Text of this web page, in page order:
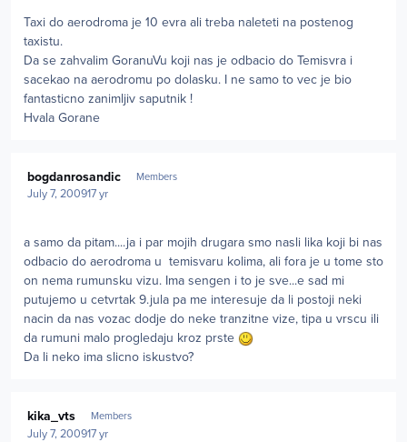
Taxi do aerodroma je 10 evra ali treba naleteti na postenog
taxistu.
Da se zahvalim GoranuVu koji nas je odbacio do Temisvra i
sacekao na aerodromu po dolasku. I ne samo to vec je bio
fantasticno zanimljiv saputnik !
Hvala Gorane
bogdanrosandic Members
July 7, 200917 yr
a samo da pitam....ja i par mojih drugara smo nasli lika koji bi nas
odbacio do aerodroma u temisvaru kolima, ali fora je u tome sto
on nema rumunsku vizu. Ima sengen i to je sve...e sad mi
putujemo u cetvrtak 9.jula pa me interesuje da li postoji neki
nacin da nas vozac dodje do neke tranzitne vize, tipa u vrscu ili
da rumuni malo progledaju kroz prste
Da li neko ima slicno iskustvo?
kika_vts Members
July 7, 200917 yr